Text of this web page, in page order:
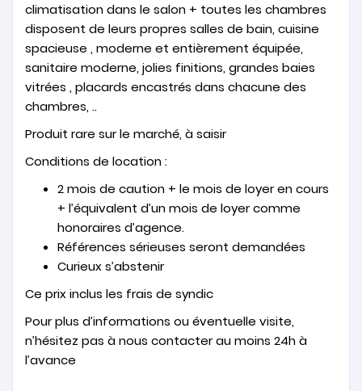
climatisation dans le salon + toutes les chambres
disposent de leurs propres salles de bain, cuisine
spacieuse , moderne et entièrement équipée,
sanitaire moderne, jolies finitions, grandes baies
vitrées , placards encastrés dans chacune des
chambres, ..
Produit rare sur le marché, à saisir
Conditions de location :
2 mois de caution + le mois de loyer en cours
+ l’équivalent d’un mois de loyer comme
honoraires d’agence.
Références sérieuses seront demandées
Curieux s’abstenir
Ce prix inclus les frais de syndic
Pour plus d’informations ou éventuelle visite,
n’hésitez pas à nous contacter au moins 24h à
l’avance